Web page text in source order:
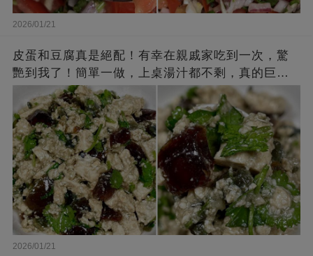
2026/01/21
皮蛋和豆腐真是絕配！有幸在親戚家吃到一次，驚
艷到我了！簡單一做，上桌湯汁都不剩，真的巨下
2026/01/21